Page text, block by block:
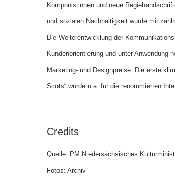
Komponistinnen und neue
und sozialen Nachhaltigkeit wurde mit
Die Weiterentwicklung der
Kundenorientierung und unter Anwendung
Marketing- und Designpreise. Die erste
Scots“ wurde u.a. für die renommierten
Credits
Quelle: PM Niedersächsisches
Fotos: Archiv